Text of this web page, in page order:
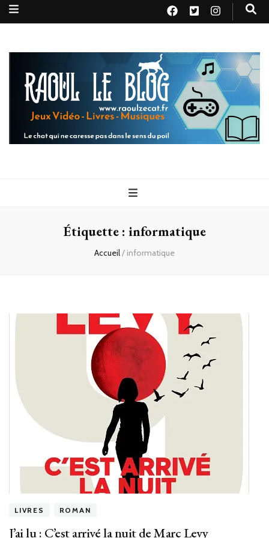
Raoul le
blog
Étiquette : informatique
Accueil/ informatique
LIVRES ROMAN
J’ai lu : C’est arrivé la nuit de Marc Levy